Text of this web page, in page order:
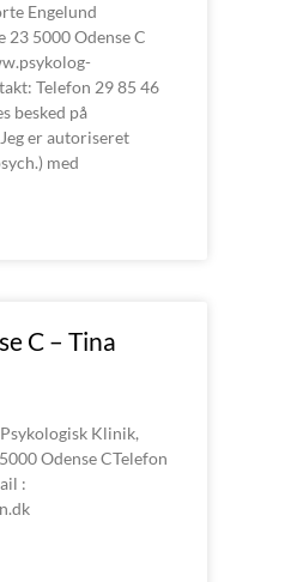
Engelund
23 5000 Odense C
Telefon 29 85 46
besked på
er autoriseret
med
C – Tina
Klinik,
Odense CTelefon
: